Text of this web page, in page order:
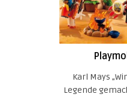
Karl Mays
Legende